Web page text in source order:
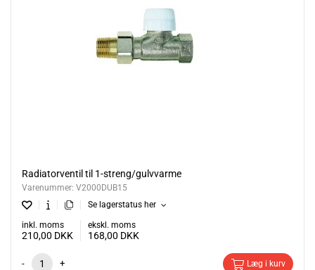
Radiatorventil til 1-streng/gulvvarme
Varenummer: V2000DUB15
Se lagerstatus her
inkl. moms
210,00 DKK
ekskl. moms
168,00 DKK
- + Læg i kurv